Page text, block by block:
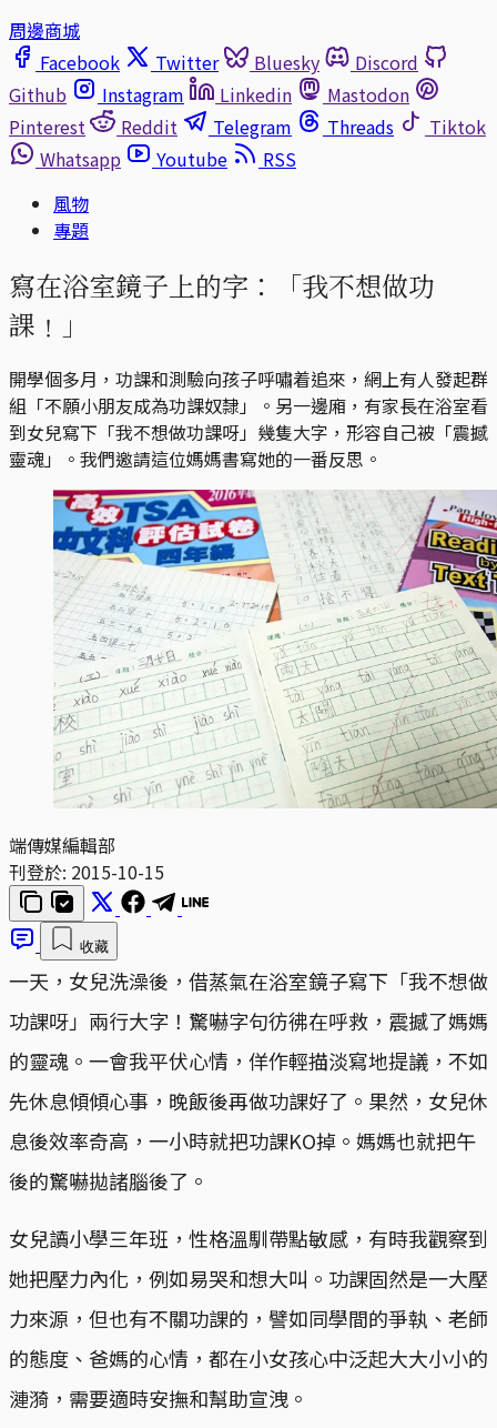
周邊商城
Facebook
Twitter Bluesky
Discord
Github
Instagram Linkedin
Mastodon
Pinterest
Reddit Telegram Threads
Tiktok
Whatsapp
Youtube
RSS
風物
專題
寫在浴室鏡子上的字：「我不想做功
課﹗」
開學個多月，功課和測驗向孩子呼嘯着追來，網上有人發起群
組「不願小朋友成為功課奴隸」。另一邊廂，有家長在浴室看
到女兒寫下「我不想做功課呀」幾隻大字，形容自己被「震撼
靈魂」。我們邀請這位媽媽書寫她的一番反思。
端傳媒編輯部
刊登於: 2015-10-15
收藏
一天，女兒洗澡後，借蒸氣在浴室鏡子寫下「我不想做
功課呀」兩行大字！驚嚇字句彷彿在呼救，震撼了媽媽
的靈魂。一會我平伏心情，佯作輕描淡寫地提議，不如
先休息傾傾心事，晚飯後再做功課好了。果然，女兒休
息後效率奇高，一小時就把功課KO掉。媽媽也就把午
後的驚嚇拋諸腦後了。
女兒讀小學三年班，性格溫馴帶點敏感，有時我觀察到
她把壓力內化，例如易哭和想大叫。功課固然是一大壓
力來源，但也有不關功課的，譬如同學間的爭執、老師
的態度、爸媽的心情，都在小女孩心中泛起大大小小的
漣漪，需要適時安撫和幫助宣洩。